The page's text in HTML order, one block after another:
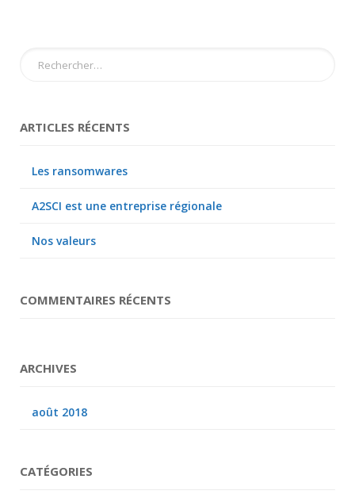
ARTICLES RÉCENTS
Les ransomwares
A2SCI est une entreprise régionale
Nos valeurs
COMMENTAIRES RÉCENTS
ARCHIVES
août 2018
CATÉGORIES